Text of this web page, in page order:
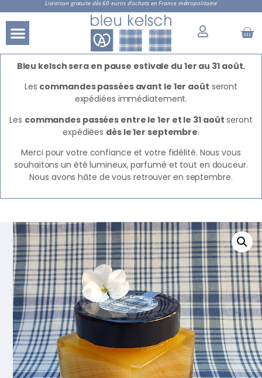
Livraison gratuite dès 60 euros d’achats en France métropolitaine
Bleu kelsch sera en pause estivale du 1er au 31 août.
Les commandes passées avant le 1er août seront
expédiées immédiatement.
Les commandes passées entre le 1er et le 31 août seront
expédiées dès le 1er septembre.
Merci pour votre confiance et votre fidélité. Nous vous
souhaitons un été lumineux, parfumé et tout en douceur.
Nous avons hâte de vous retrouver en septembre.